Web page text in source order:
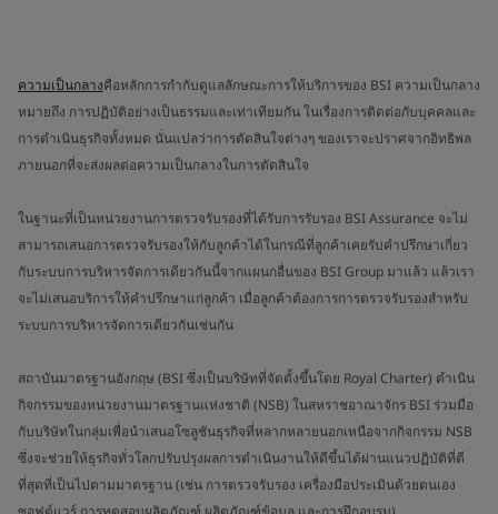
ความเป็นกลางคือหลักการกำกับดูแลลักษณะการให้บริการของ BSI ความเป็นกลาง
หมายถึง การปฏิบัติอย่างเป็นธรรมและเท่าเทียมกัน ในเรื่องการติดต่อกับบุคคลและ
การดำเนินธุรกิจทั้งหมด นั่นแปลว่าการตัดสินใจต่างๆ ของเราจะปราศจากอิทธิพล
ภายนอกที่จะส่งผลต่อความเป็นกลางในการตัดสินใจ
ในฐานะที่เป็นหน่วยงานการตรวจรับรองที่ได้รับการรับรอง BSI Assurance จะไม่
สามารถเสนอการตรวจรับรองให้กับลูกค้าได้ในกรณีที่ลูกค้าเคยรับคำปรึกษาเกี่ยว
กับระบบการบริหารจัดการเดียวกันนี้จากแผนกอื่นของ BSI Group มาแล้ว แล้วเรา
จะไม่เสนอบริการให้คำปรึกษาแก่ลูกค้า เมื่อลูกค้าต้องการการตรวจรับรองสำหรับ
ระบบการบริหารจัดการเดียวกันเช่นกัน
สถาบันมาตรฐานอังกฤษ (BSI ซึ่งเป็นบริษัทที่จัดตั้งขึ้นโดย Royal Charter) ดำเนิน
กิจกรรมของหน่วยงานมาตรฐานแห่งชาติ (NSB) ในสหราชอาณาจักร BSI ร่วมมือ
กับบริษัทในกลุ่มเพื่อนำเสนอโซลูชันธุรกิจที่หลากหลายนอกเหนือจากกิจกรรม NSB
ซึ่งจะช่วยให้ธุรกิจทั่วโลกปรับปรุงผลการดำเนินงานให้ดีขึ้นได้ผ่านแนวปฏิบัติที่ดี
ที่สุดที่เป็นไปตามมาตรฐาน (เช่น การตรวจรับรอง เครื่องมือประเมินด้วยตนเอง